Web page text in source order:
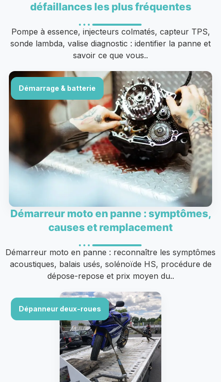
défaillances les plus fréquentes
Pompe à essence, injecteurs colmatés, capteur TPS,
sonde lambda, valise diagnostic : identifier la panne et
savoir ce que vous..
Démarrage & batterie
Démarreur moto en panne : symptômes,
causes et remplacement
Démarreur moto en panne : reconnaître les symptômes
acoustiques, balais usés, solénoïde HS, procédure de
dépose-repose et prix moyen du..
Dépanneur deux-roues